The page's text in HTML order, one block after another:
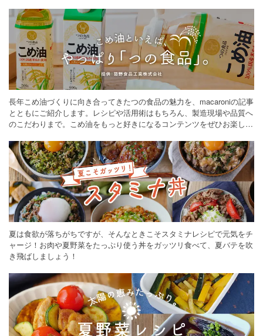
長年こめ油づくりに向き合ってきたつの食品の魅力を、macaroniの記事
とともにご紹介します。レシピや活用術はもちろん、製造現場や品質へ
のこだわりまで。こめ油をもっと好きになるコンテンツをぜひお楽しみ
夏は食欲が落ちがちですが、そんなときこそスタミナレシピで元気をチ
ャージ！お肉や夏野菜をたっぷり使う丼をガッツリ食べて、夏バテを吹
き飛ばしましょう！